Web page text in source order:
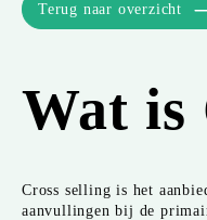
Terug naar overzicht
Wat is
Cross selling is het
aanvullingen bij de